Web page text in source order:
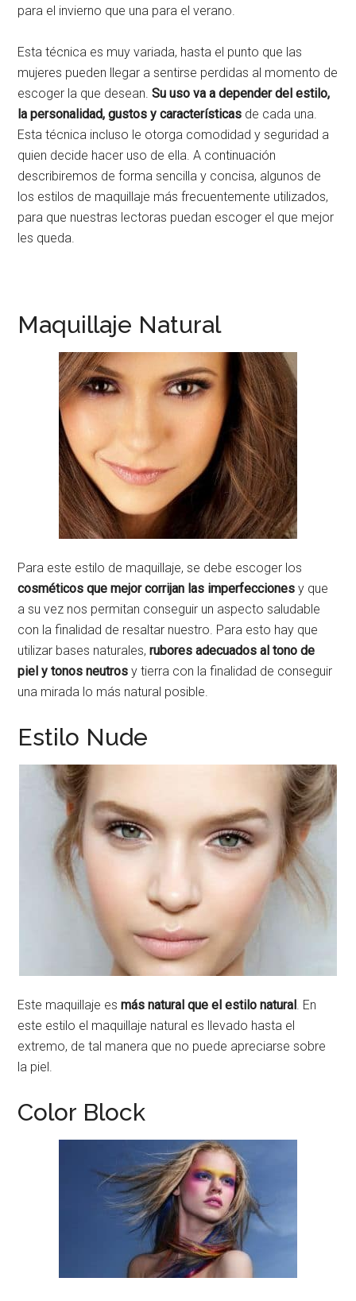
para el invierno que una para el verano.
Esta técnica es muy variada, hasta el punto que las
mujeres pueden llegar a sentirse perdidas al momento de
escoger la que desean.Su uso va a depender del estilo,
la personalidad, gustos y características de cada una.
Esta técnica incluso le otorga comodidad y seguridad a
quien decide hacer uso de ella. A continuación
describiremos de forma sencilla y concisa, algunos de
los estilos de maquillaje más frecuentemente utilizados,
para que nuestras lectoras puedan escoger el que mejor
les queda.
Maquillaje Natural
Para este estilo de maquillaje, se debe escoger los
cosméticos que mejor corrijan las imperfecciones y que
a su vez nos permitan conseguir un aspecto saludable
con la finalidad de resaltar nuestro. Para esto hay que
utilizar bases naturales,rubores adecuados al tono de
piel y tonos neutros y tierra con la finalidad de conseguir
una mirada lo más natural posible.
Estilo Nude
Este maquillaje esmás natural que el estilo natural. En
este estilo el maquillaje natural es llevado hasta el
extremo, de tal manera que no puede apreciarse sobre
la piel.
Color Block